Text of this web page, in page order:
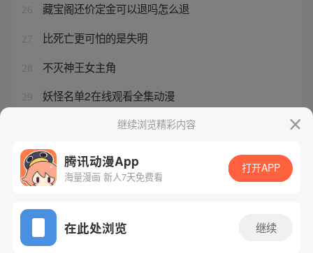
26 藏宝阁还价定金可以退吗怎么退
27 比死亡更可怕的是失明
28 不灭神王女主角
29 妖怪名单2在线观看全集动漫
反派女主重生后招惹大佬的小说
继续浏览精彩内容
腾讯动漫App
海量漫画 新人7天免费看
打开APP
在此处浏览 继续
网站备案/许可证号：粤B2-20090059-5
Copyright©1998 - 2026 Tencent. All Rights Reserved